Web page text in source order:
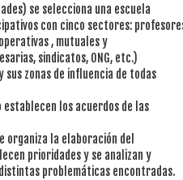
se selecciona una escuela
con cinco sectores:
, mutuales y
sindicatos, ONG, etc.)
zonas de influencia de todas
establecen los acuerdos de las
organiza la elaboración del
prioridades y se analizan y
problemáticas encontradas.